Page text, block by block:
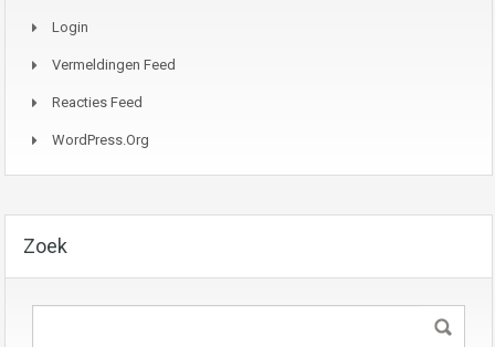
Login
Vermeldingen Feed
Reacties Feed
WordPress.org
Zoek